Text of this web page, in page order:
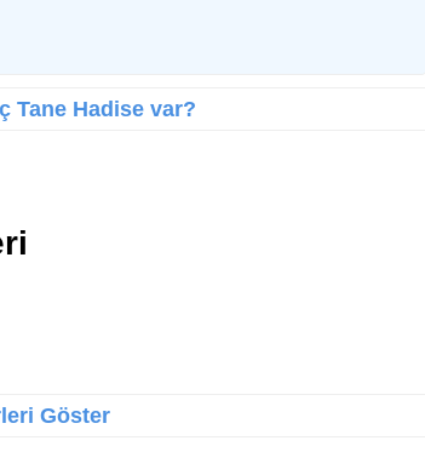
Tane Hadise var?
Göster